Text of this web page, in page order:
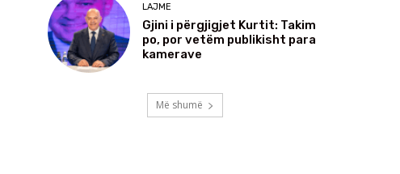
LAJME
Gjini i përgjigjet Kurtit: Takim
po, por vetëm publikisht para
kamerave
Më shumë